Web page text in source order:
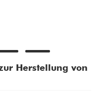
Herstellung von